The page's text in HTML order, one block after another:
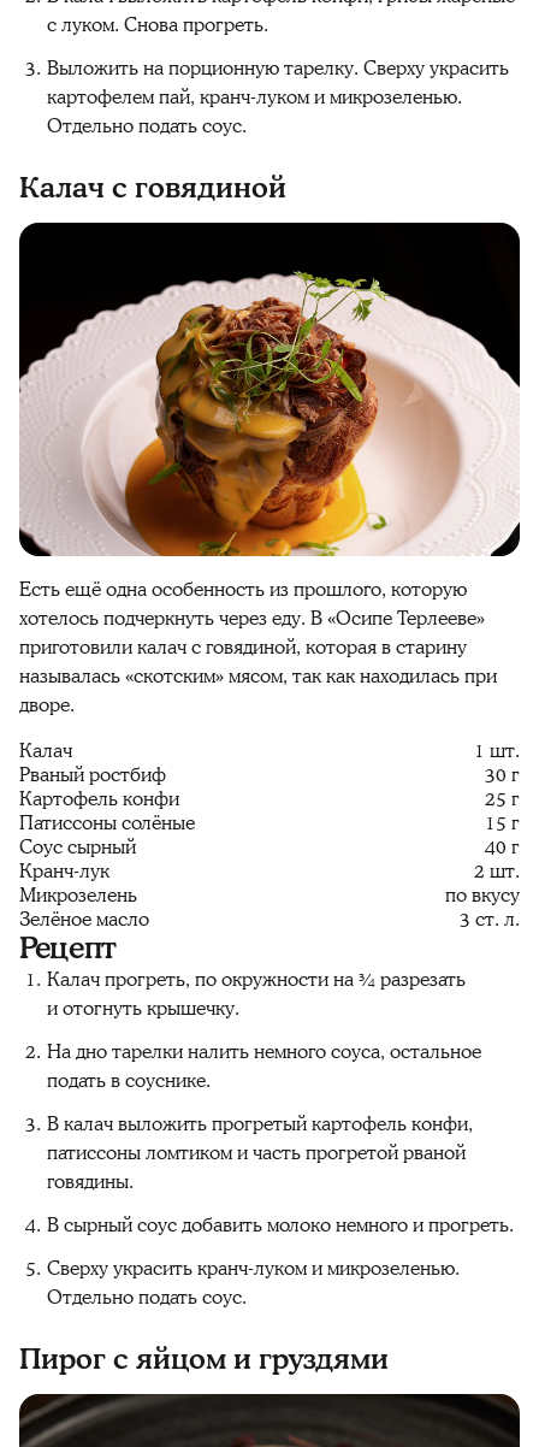
с луком. Снова прогреть.
Выложить на порционную тарелку. Сверху украсить
картофелем пай, кранч-луком и микрозеленью.
Отдельно подать соус.
Калач с говядиной
Есть ещё одна особенность из прошлого, которую
хотелось подчеркнуть через еду. В «Осипе Терлееве»
приготовили калач с говядиной, которая в старину
называлась «скотским» мясом, так как находилась при
дворе.
Калач
1 шт.
Рваный ростбиф
30 г
Картофель конфи
25 г
Патиссоны солёные
15 г
Соус сырный
40 г
Кранч-лук
2 шт.
Микрозелень
по вкусу
Зелёное масло
3 ст. л.
Рецепт
Калач прогреть, по окружности на ¾ разрезать
и отогнуть крышечку.
На дно тарелки налить немного соуса, остальное
подать в соуснике.
В калач выложить прогретый картофель конфи,
патиссоны ломтиком и часть прогретой рваной
говядины.
В сырный соус добавить молоко немного и прогреть.
Сверху украсить кранч-луком и микрозеленью.
Отдельно подать соус.
Пирог с яйцом и груздями